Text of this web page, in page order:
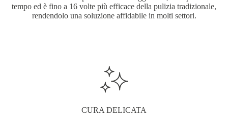
tempo ed è fino a 16 volte più efficace della pulizia tradizionale,
rendendolo una soluzione affidabile in molti settori.
CURA DELICATA